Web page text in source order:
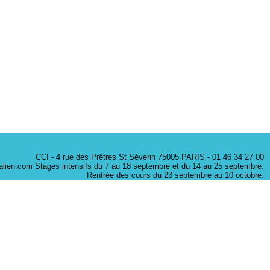
CCI - 4 rue des Prêtres St Séverin 75005 PARIS - 01 46 34 27 00
Stages intensifs du 7 au 18 septembre et du 14 au 25 septembre.
Rentrée des cours du 23 septembre au 10 octobre.